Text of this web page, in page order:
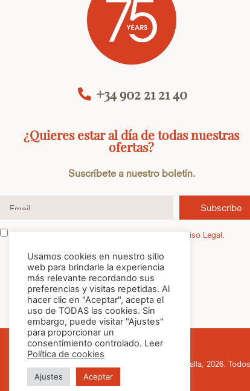
+34 902 21 21 40
¿Quieres estar al día de todas nuestras
ofertas?
Suscríbete a nuestro boletín.
Subscribe
Aviso Legal
© Cafés Batalla, 2026.
Usamos cookies en nuestro sitio
web para brindarle la experiencia
más relevante recordando sus
preferencias y visitas repetidas. Al
hacer clic en "Aceptar", acepta el
uso de TODAS las cookies. Sin
embargo, puede visitar "Ajustes"
para proporcionar un
consentimiento controlado. Leer
Política de cookies
Ajustes Aceptar